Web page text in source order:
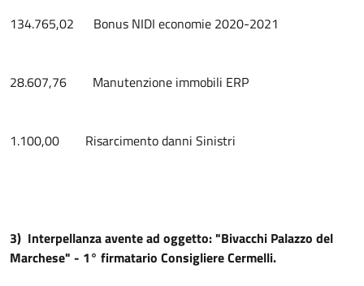
134.765,02 Bonus NIDI economie 2020-2021
28.607,76 Manutenzione immobili ERP
1.100,00 Risarcimento danni Sinistri
3) Interpellanza avente ad oggetto: "Bivacchi Palazzo del
Marchese" - 1° firmatario Consigliere Cermelli.